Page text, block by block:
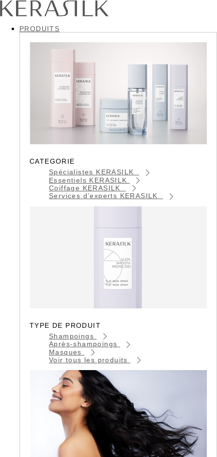
PRODUITS
CATEGORIE
Spécialistes KERASILK
Essentiels KERASILK
Coiffage KERASILK
Services d’experts KERASILK
TYPE DE PRODUIT
Shampoings
Après-shampoings
Masques
Voir tous les produits